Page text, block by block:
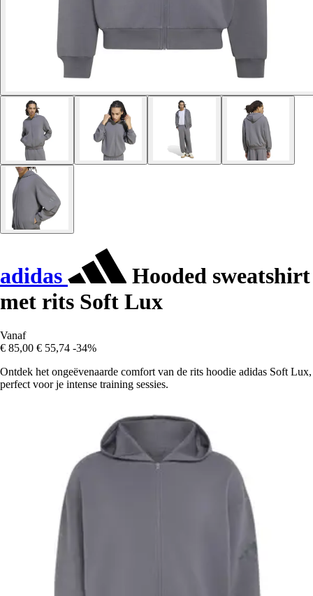
adidas
Hooded sweatshirt
met rits Soft Lux
Vanaf
€ 85,00 € 55,74 -34%
Ontdek het ongeëvenaarde comfort van de rits hoodie adidas Soft Lux,
perfect voor je intense training sessies.